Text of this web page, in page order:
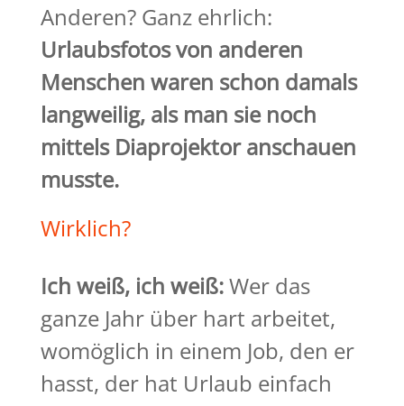
Anderen? Ganz ehrlich:
Urlaubsfotos von anderen
Menschen waren schon damals
langweilig, als man sie noch
mittels Diaprojektor anschauen
musste.
Wirklich?
Ich weiß, ich weiß:Wer das
ganze Jahr über hart arbeitet,
womöglich in einem Job, den er
hasst, der hat Urlaub einfach